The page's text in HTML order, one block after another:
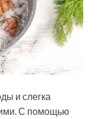
и слегка
С помощью